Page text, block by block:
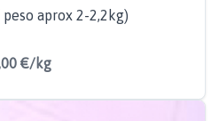
aprox 2-2,2kg)
€/kg